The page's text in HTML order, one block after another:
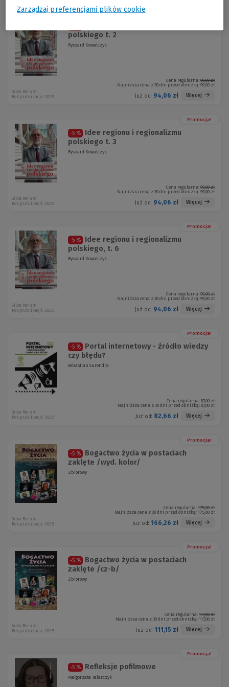
polskiego t. 2
Ryszard Kowalczyk
Cena regularna: 99,00 zł
Najniższa cena z 30 dni przed obniżką: 99,00 zł
Już od: 94,06 zł Więcej
Silva Rerum
Rok publikacji: 2025
Promocja!
-5 %
Idee regionu i regionalizmu
polskiego t. 3
Ryszard Kowalczyk
Cena regularna: 99,00 zł
Najniższa cena z 30 dni przed obniżką: 99,00 zł
Już od: 94,06 zł Więcej
Silva Rerum
Rok publikacji: 2025
Promocja!
-5 %
Idee regionu i regionalizmu
polskiego, t. 6
Ryszard Kowalczyk
Cena regularna: 99,00 zł
Najniższa cena z 30 dni przed obniżką: 99,00 zł
Już od: 94,06 zł Więcej
Silva Rerum
Rok publikacji: 2025
Promocja!
-5 %
Portal internetowy - źródło wiedzy
czy błędu?
Sebastian Surendra
Cena regularna: 87,00 zł
Najniższa cena z 30 dni przed obniżką: 87,00 zł
Już od: 82,66 zł Więcej
Silva Rerum
Rok publikacji: 2025
Promocja!
-5 %
Bogactwo życia w postaciach
zaklęte /wyd. kolor/
Zbiorowy
Cena regularna: 175,00 zł
Najniższa cena z 30 dni przed obniżką: 175,00 zł
Już od: 166,26 zł Więcej
Silva Rerum
Rok publikacji: 2025
Promocja!
-5 %
Bogactwo życia w postaciach
zaklęte /cz-b/
Zbiorowy
Cena regularna: 117,00 zł
Najniższa cena z 30 dni przed obniżką: 117,00 zł
Już od: 111,15 zł Więcej
Silva Rerum
Rok publikacji: 2025
Promocja!
-5 % Refleksje pofilmowe
Małgorzata Talarczyk
Zarządzaj preferencjami plików cookie